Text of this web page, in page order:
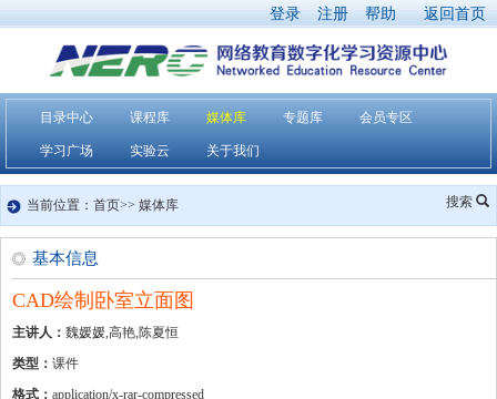
登录 注册 帮助 返回首页
目录中心 课程库 媒体库 专题库 会员专区
学习广场 实验云 关于我们
当前位置：首页>> 媒体库 搜索
基本信息
CAD绘制卧室立面图
主讲人： 魏媛媛,高艳,陈夏恒
类型： 课件
格式： application/x-rar-compressed